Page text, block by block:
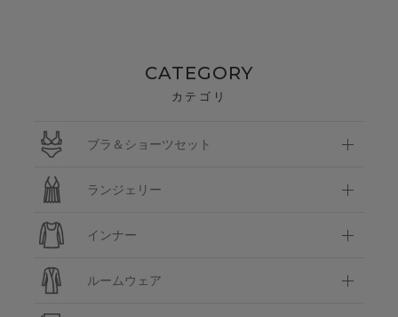
CATEGORY
カテゴリ
ブラ＆ショーツセット
ランジェリー
インナー
ルームウェア